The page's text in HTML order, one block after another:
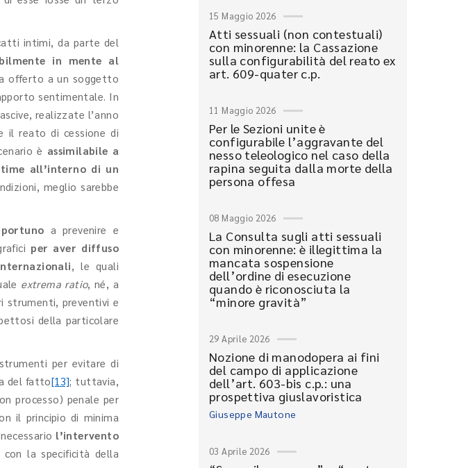
intimi, da parte del
in mente al
offerto a un soggetto
sentimentale. In
realizzate l’anno
il reato di cessione di
è assimilabile a
all’interno di un
meglio sarebbe
a prevenire e
per aver diffuso
, le quali
extrema ratio, né, a
strumenti, preventivi e
della particolare
per evitare di
del fatto[13]; tuttavia,
processo) penale per
il principio di minima
l’intervento
con la specificità della
15 Maggio 2026
Atti sessuali (non contestuali)
con minorenne: la Cassazione
sulla configurabilità del reato ex
art. 609-quater c.p.
11 Maggio 2026
Per le Sezioni unite è
configurabile l’aggravante del
nesso teleologico nel caso della
rapina seguita dalla morte della
persona offesa
08 Maggio 2026
La Consulta sugli atti sessuali
con minorenne: è illegittima la
mancata sospensione
dell’ordine di esecuzione
quando è riconosciuta la
“minore gravità”
29 Aprile 2026
Nozione di manodopera ai fini
del campo di applicazione
dell’art. 603-bis c.p.: una
prospettiva giuslavoristica
Giuseppe Mautone
03 Aprile 2026